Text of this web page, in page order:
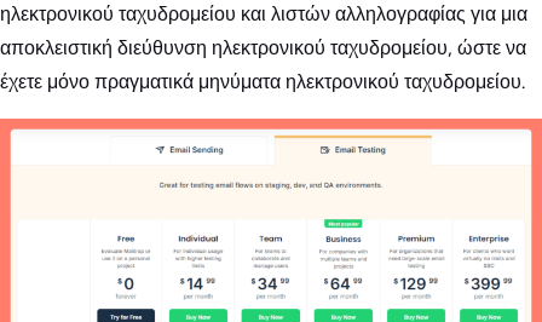
ηλεκτρονικού ταχυδρομείου και λιστών αλληλογραφίας για μια
αποκλειστική διεύθυνση ηλεκτρονικού ταχυδρομείου, ώστε να
έχετε μόνο πραγματικά μηνύματα ηλεκτρονικού ταχυδρομείου.